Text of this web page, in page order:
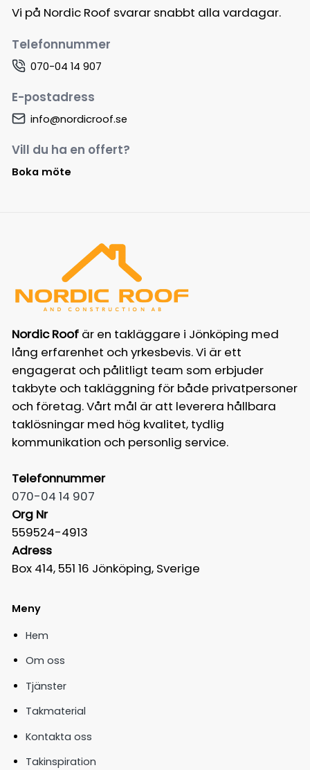
Vi på Nordic Roof svarar snabbt alla vardagar.
Telefonnummer
070-04 14 907
E-postadress
info@nordicroof.se
Vill du ha en offert?
Boka möte
Nordic Roofär en takläggare i Jönköping med
lång erfarenhet och yrkesbevis. Vi är ett
engagerat och pålitligt team som erbjuder
takbyte och takläggning för både privatpersoner
och företag. Vårt mål är att leverera hållbara
taklösningar med hög kvalitet, tydlig
kommunikation och personlig service.
Telefonnummer
070-04 14 907
Org Nr
559524-4913
Adress
Box 414, 551 16 Jönköping, Sverige
Meny
Hem
Om oss
Tjänster
Takmaterial
Kontakta oss
Takinspiration